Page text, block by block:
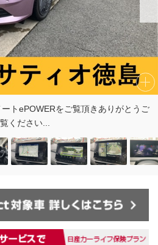
トePOWERをご覧頂きありがとうご
ください...